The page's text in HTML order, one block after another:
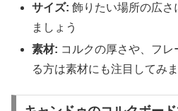
サイズ: 飾りたい場所の広さ
ましょう
素材: コルクの厚さや、フ
る方は素材にも注目してみ